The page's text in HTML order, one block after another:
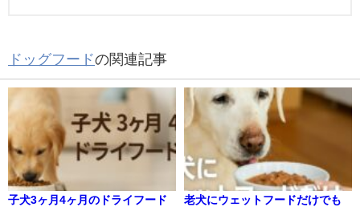
ドッグフードの関連記事
子犬3ヶ月4ヶ月のドライフード
老犬にウェットフードだけでも